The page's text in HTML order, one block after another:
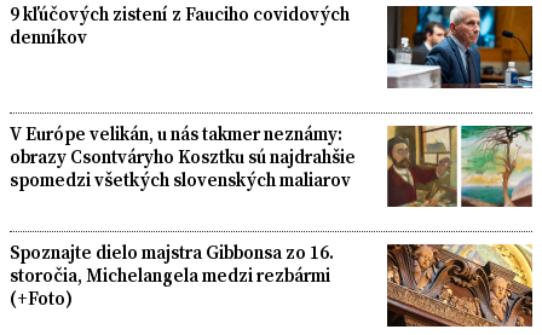
9 kľúčových zistení z Fauciho covidových
denníkov
V Európe velikán, u nás takmer neznámy:
obrazy Csontváryho Kosztku sú najdrahšie
spomedzi všetkých slovenských maliarov
Spoznajte dielo majstra Gibbonsa zo 16.
storočia, Michelangela medzi rezbármi
(+Foto)